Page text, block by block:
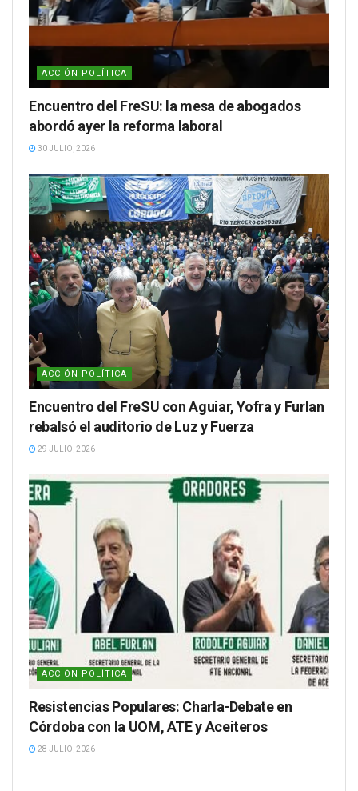
ACCIÓN POLÍTICA
Encuentro del FreSU: la mesa de abogados
abordó ayer la reforma laboral
30 JULIO, 2026
ACCIÓN POLÍTICA
Encuentro del FreSU con Aguiar, Yofra y Furlan
rebalsó el auditorio de Luz y Fuerza
29 JULIO, 2026
ACCIÓN POLÍTICA
Resistencias Populares: Charla-Debate en
Córdoba con la UOM, ATE y Aceiteros
28 JULIO, 2026